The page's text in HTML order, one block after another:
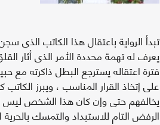
تبدأ الرواية باعتقال هذا الكاتب
يعرف له تهمة محددة الأمر الذى أثار
فترة اعتقاله يسترجع البطل ذاكرته مع
على إتخاذ القرار المناسب ، ويبرز
يخالفهم حتى وإن كان هذا الشخص ليس
الرفض التام للاستبداد والتمسك بالحرية